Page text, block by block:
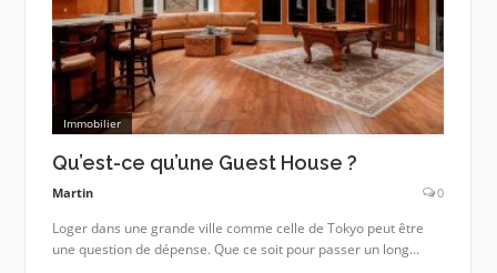
Immobilier
Qu’est-ce qu’une Guest House ?
Martin 0
Loger dans une grande ville comme celle de Tokyo peut être
une question de dépense. Que ce soit pour passer un long...